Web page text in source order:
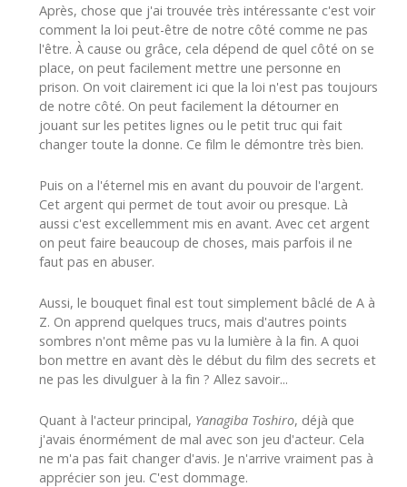
Après, chose que j'ai trouvée très intéressante c'est voir
comment la loi peut-être de notre côté comme ne pas
l'être. À cause ou grâce, cela dépend de quel côté on se
place, on peut facilement mettre une personne en
prison. On voit clairement ici que la loi n'est pas toujours
de notre côté. On peut facilement la détourner en
jouant sur les petites lignes ou le petit truc qui fait
changer toute la donne. Ce film le démontre très bien.
Puis on a l'éternel mis en avant du pouvoir de l'argent.
Cet argent qui permet de tout avoir ou presque. Là
aussi c'est excellemment mis en avant. Avec cet argent
on peut faire beaucoup de choses, mais parfois il ne
faut pas en abuser.
Aussi, le bouquet final est tout simplement bâclé de A à
Z. On apprend quelques trucs, mais d'autres points
sombres n'ont même pas vu la lumière à la fin. A quoi
bon mettre en avant dès le début du film des secrets et
ne pas les divulguer à la fin ? Allez savoir...
Quant à l'acteur principal, Yanagiba Toshiro, déjà que
j'avais énormément de mal avec son jeu d'acteur. Cela
ne m'a pas fait changer d'avis. Je n'arrive vraiment pas à
apprécier son jeu. C'est dommage.